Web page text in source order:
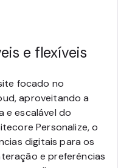
e flexíveis
focado no
aproveitando a
e escalável do
Personalize, o
digitais para os
e preferências